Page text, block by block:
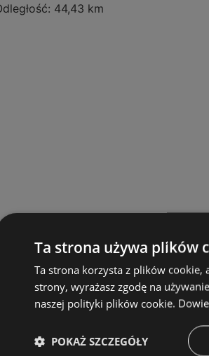
44,43 km
Ta strona używa plików
Ta strona korzysta z plików cookie,
strony, wyrażasz zgodę na
naszej polityki plików cookie.
POKAŻ SZCZEGÓŁY